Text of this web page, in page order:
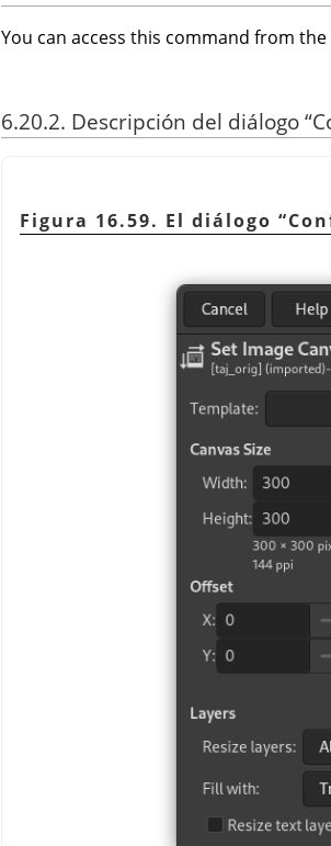
You can access this command from
6.20.2. Descripción del diálogo“
Figura 16.59. El diálogo “